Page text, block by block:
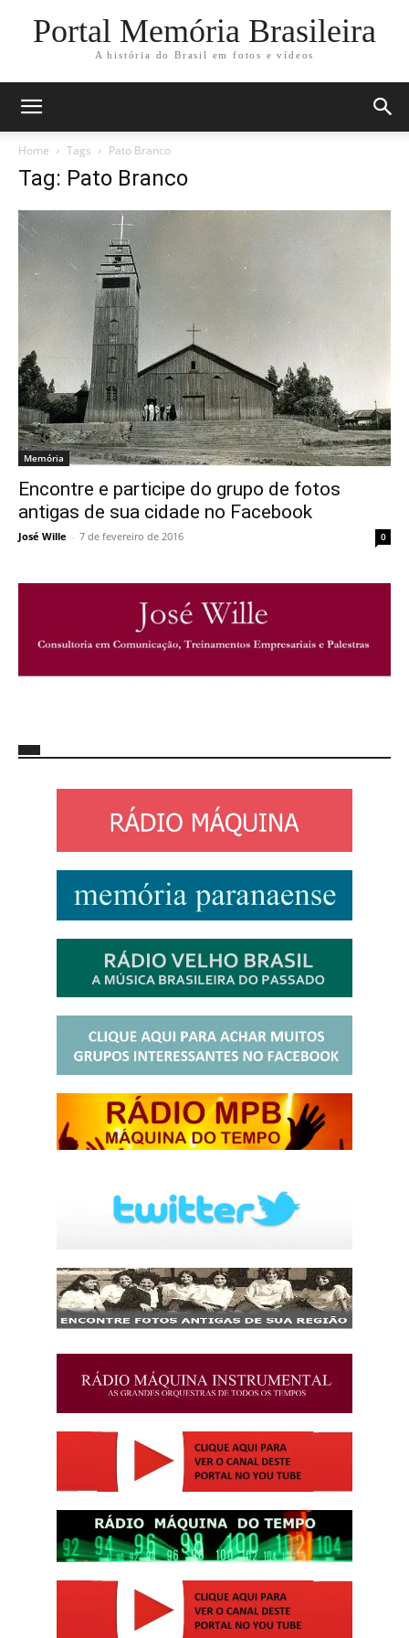
Portal Memória Brasileira
A história do Brasil em fotos e vídeos
Home Tags Pato Branco
Tag: Pato Branco
Memória
Encontre e participe do grupo de fotos
antigas de sua cidade no Facebook
José Wille - 7 de fevereiro de 2016 0
http://josewille.com.br